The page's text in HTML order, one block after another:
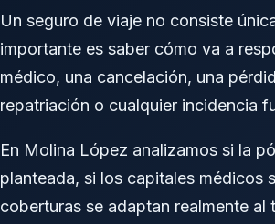
Un seguro de viaje no consiste
importante es saber cómo va a
médico, una cancelación, una
repatriación o cualquier incidencia
En Molina López analizamos si la
planteada, si los capitales médicos
coberturas se adaptan realmente